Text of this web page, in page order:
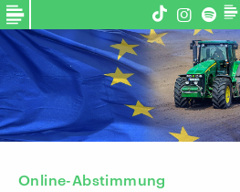
Online-Abstimmung